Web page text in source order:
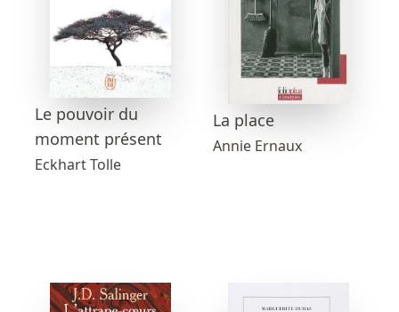
Le pouvoir du
moment présent
Eckhart Tolle
La place
Annie Ernaux